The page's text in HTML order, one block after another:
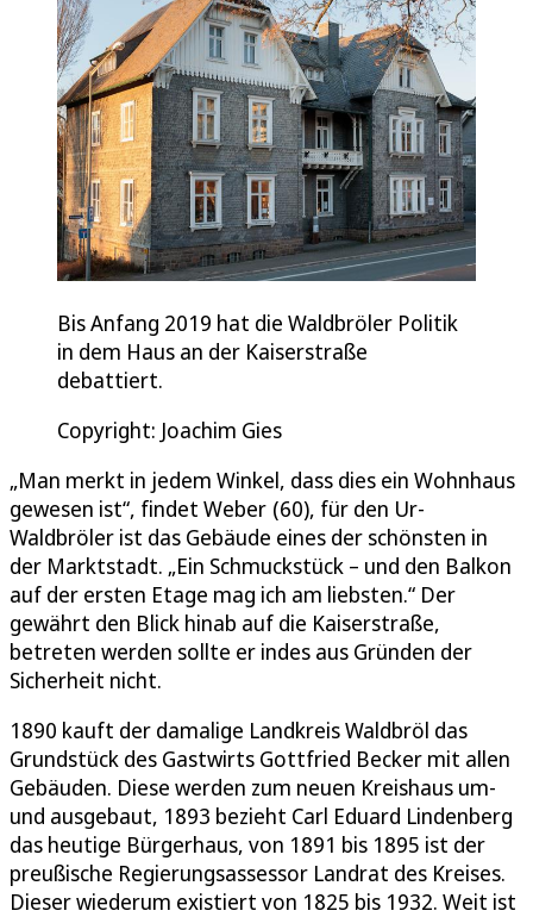
Bis Anfang 2019 hat die Waldbröler Politik
in dem Haus an der Kaiserstraße
debattiert.
Copyright: Joachim Gies
„Man merkt in jedem Winkel, dass dies ein Wohnhaus
gewesen ist“, findet Weber (60), für den Ur-
Waldbröler ist das Gebäude eines der schönsten in
der Marktstadt. „Ein Schmuckstück – und den Balkon
auf der ersten Etage mag ich am liebsten.“ Der
gewährt den Blick hinab auf die Kaiserstraße,
betreten werden sollte er indes aus Gründen der
Sicherheit nicht.
1890 kauft der damalige Landkreis Waldbröl das
Grundstück des Gastwirts Gottfried Becker mit allen
Gebäuden. Diese werden zum neuen Kreishaus um-
und ausgebaut, 1893 bezieht Carl Eduard Lindenberg
das heutige Bürgerhaus, von 1891 bis 1895 ist der
preußische Regierungsassessor Landrat des Kreises.
Dieser wiederum existiert von 1825 bis 1932. Weit ist